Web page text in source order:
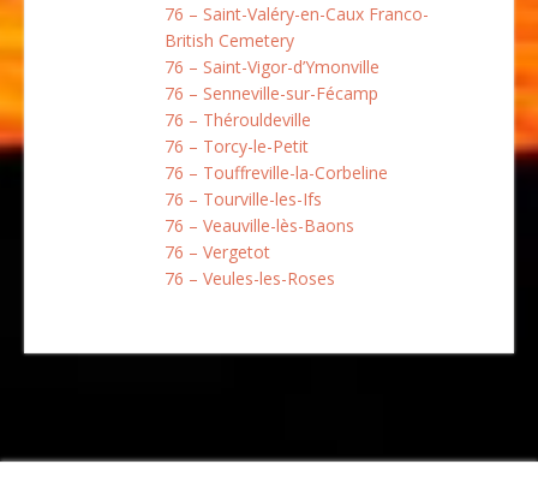
76 – Saint-Valéry-en-Caux Franco-
British Cemetery
76 – Saint-Vigor-d’Ymonville
76 – Senneville-sur-Fécamp
76 – Thérouldeville
76 – Torcy-le-Petit
76 – Touffreville-la-Corbeline
76 – Tourville-les-Ifs
76 – Veauville-lès-Baons
76 – Vergetot
76 – Veules-les-Roses